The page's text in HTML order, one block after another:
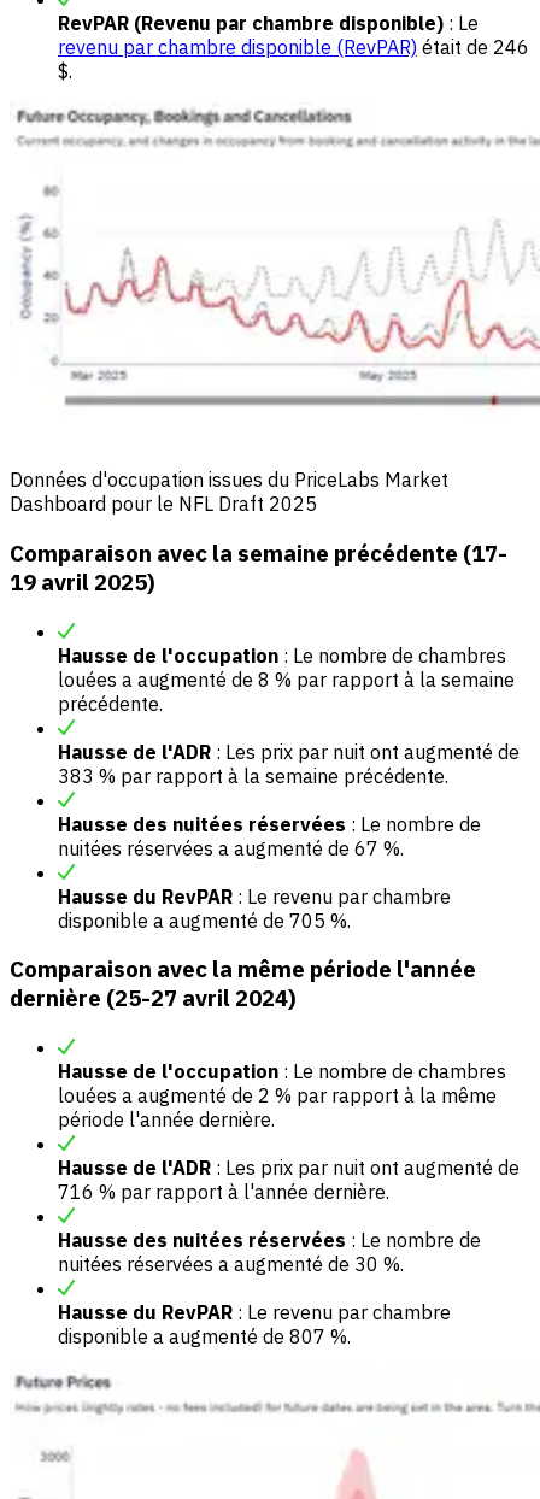
RevPAR (Revenu par chambre disponible) : Le
revenu par chambre disponible (RevPAR) était de 246
$.
Données d'occupation issues du PriceLabs Market
Dashboard pour le NFL Draft 2025
Comparaison avec la semaine précédente (17-
19 avril 2025)
Hausse de l'occupation : Le nombre de chambres
louées a augmenté de 8 % par rapport à la semaine
précédente.
Hausse de l'ADR : Les prix par nuit ont augmenté de
383 % par rapport à la semaine précédente.
Hausse des nuitées réservées : Le nombre de
nuitées réservées a augmenté de 67 %.
Hausse du RevPAR : Le revenu par chambre
disponible a augmenté de 705 %.
Comparaison avec la même période l'année
dernière (25-27 avril 2024)
Hausse de l'occupation : Le nombre de chambres
louées a augmenté de 2 % par rapport à la même
période l'année dernière.
Hausse de l'ADR : Les prix par nuit ont augmenté de
716 % par rapport à l'année dernière.
Hausse des nuitées réservées : Le nombre de
nuitées réservées a augmenté de 30 %.
Hausse du RevPAR : Le revenu par chambre
disponible a augmenté de 807 %.